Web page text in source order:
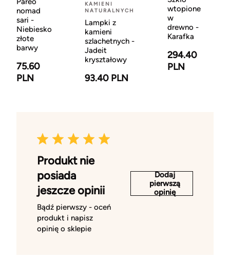
nomad
sari -
Niebiesko
złote
barwy
75.60
PLN
KAMIENI
NATURALNYCH
Lampki z
kamieni
szlachetnych -
Jadeit
kryształowy
93.40 PLN
wtopione
w
drewno -
Karafka
294.40
PLN
Produkt nie
posiada
jeszcze opinii
Bądź pierwszy - oceń
produkt i napisz
opinię o sklepie
Dodaj
pierwszą
opinię